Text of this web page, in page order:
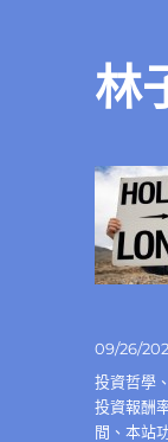
林
發
佈
日
期:
09/26/
分
類
投資哲學
投資報酬
間 、本站